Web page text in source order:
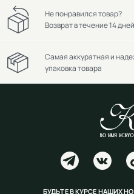
Не понравился товар?
Возврат в течение 14
Самая аккуратная и
упаковка товара
БУДЬТЕ В КУРСЕ НАШИХ